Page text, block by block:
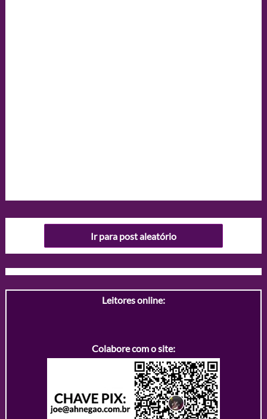
Ir para post aleatório
Leitores online:
Colabore com o site: